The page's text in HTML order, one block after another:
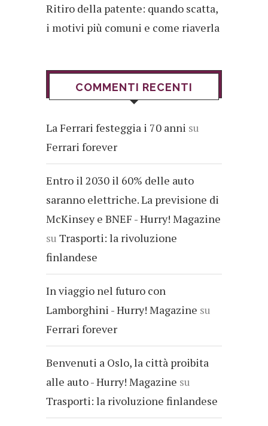
Ritiro della patente: quando scatta,
i motivi più comuni e come riaverla
COMMENTI RECENTI
La Ferrari festeggia i 70 anni su
Ferrari forever
Entro il 2030 il 60% delle auto
saranno elettriche. La previsione di
McKinsey e BNEF - Hurry! Magazine
su Trasporti: la rivoluzione
finlandese
In viaggio nel futuro con
Lamborghini - Hurry! Magazine su
Ferrari forever
Benvenuti a Oslo, la città proibita
alle auto - Hurry! Magazine su
Trasporti: la rivoluzione finlandese